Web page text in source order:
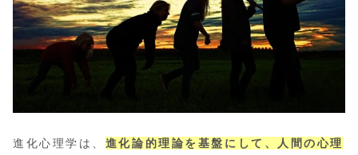
進化心理学は、 進化論的理論を基盤にして、人間の心理